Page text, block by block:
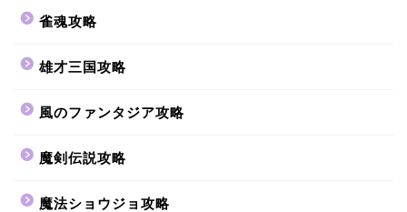
雀魂攻略
雄才三国攻略
風のファンタジア攻略
魔剣伝説攻略
魔法ショウジョ攻略